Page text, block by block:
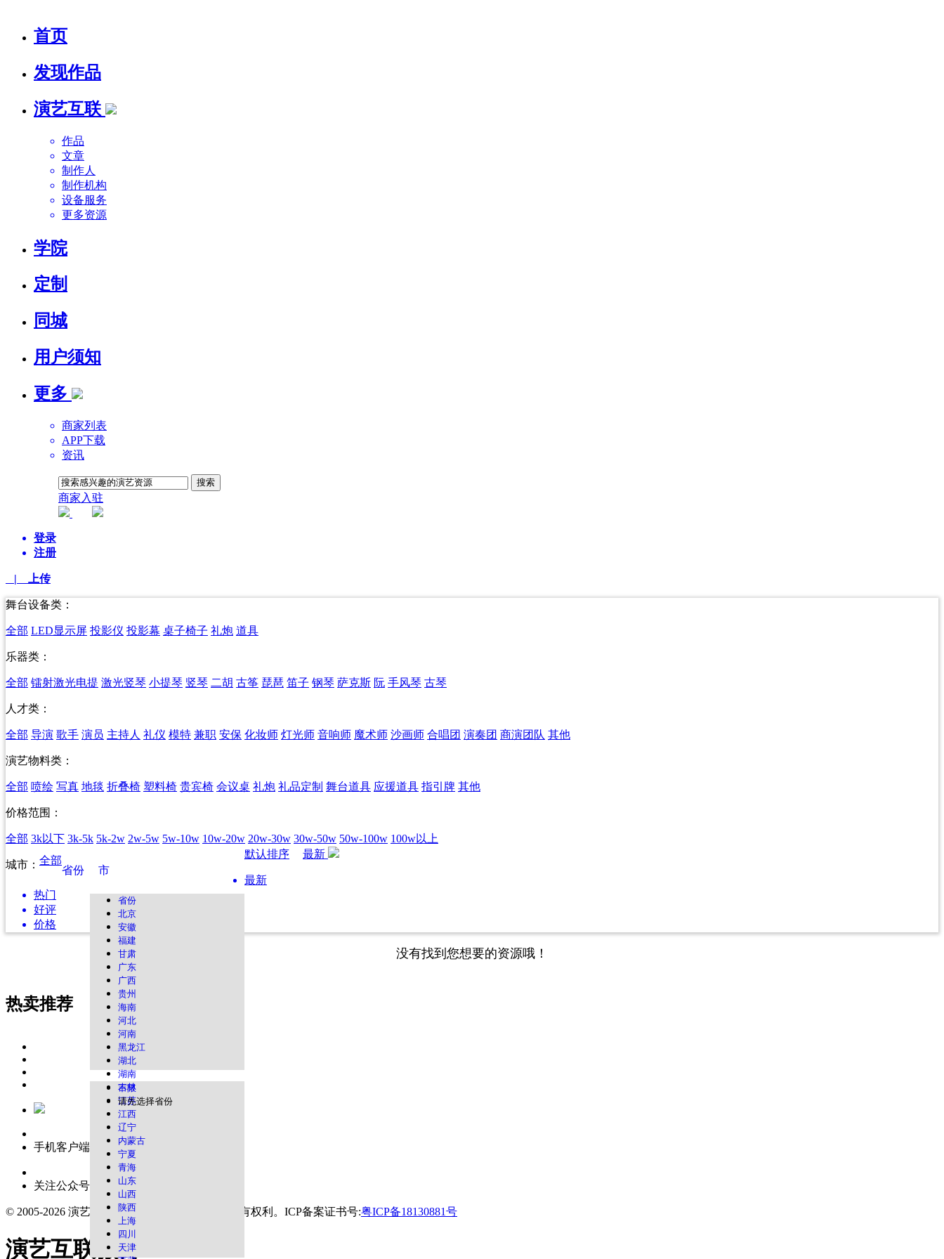
首页
发现作品
演艺互联
作品
文章
制作人
制作机构
设备服务
更多资源
学院
定制
同城
用户须知
更多
商家列表
APP下载
资讯
商家入驻
登录
注册
| 上传
舞台设备类：
全部 LED显示屏 投影仪 投影幕 桌子椅子 礼炮 道具
乐器类：
全部 镭射激光电提 激光竖琴 小提琴 竖琴 二胡 古筝 琵琶 笛子 钢琴 萨克斯 阮 手风琴 古琴
人才类：
全部 导演 歌手 演员 主持人 礼仪 模特 兼职 安保 化妆师 灯光师 音响师 魔术师 沙画师 合唱团 演奏团 商演团队 其他
演艺物料类：
全部 喷绘 写真 地毯 折叠椅 塑料椅 贵宾椅 会议桌 礼炮 礼品定制 舞台道具 应援道具 指引牌 其他
价格范围：
全部 3k以下 3k-5k 5k-2w 2w-5w 5w-10w 10w-20w 20w-30w 30w-50w 50w-100w 100w以上
城市： 全部
省份
市
省份
北京
安徽
福建
甘肃
广东
广西
贵州
海南
河北
河南
黑龙江
湖北
湖南
吉林
江苏
江西
辽宁
内蒙古
宁夏
青海
山东
山西
陕西
上海
四川
天津
不限
请先选择省份
默认排序 最新
最新
热门
好评
价格
没有找到您想要的资源哦！
热卖推荐
手机客户端
关注公众号
© 2005-2026 演艺互联平台 版权所有，并保留所有权利。 ICP备案证书号:粤ICP备18130881号
演艺互联微博